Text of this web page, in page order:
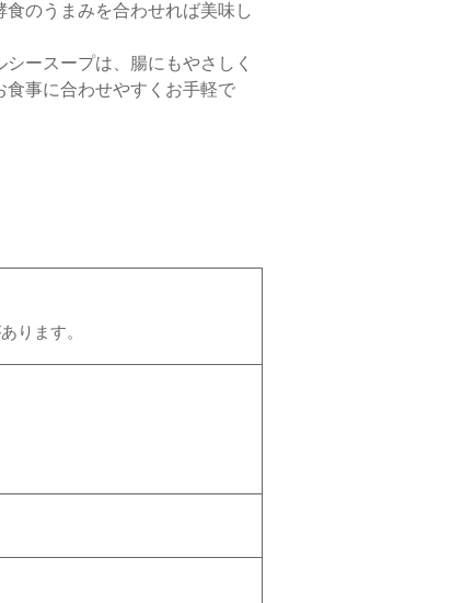
のうまみを合わせれば美味し
ースープは、腸にもやさしく
事に合わせやすくお手軽で
ります。